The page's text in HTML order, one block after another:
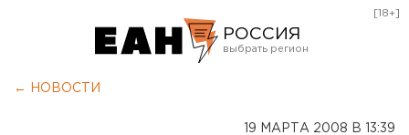
РОССИЯ
[18+]
← НОВОСТИ
19 МАРТА 2008 В 13:39